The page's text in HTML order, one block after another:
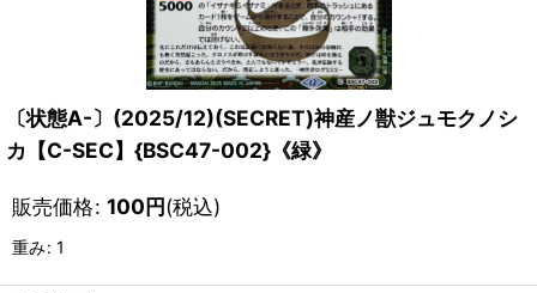
〔状態A-〕(2025/12)(SECRET)神産ノ獣ジュモクノシ
カ【C-SEC】{BSC47-002}《緑》
販売価格: 100円(税込)
重み: 1